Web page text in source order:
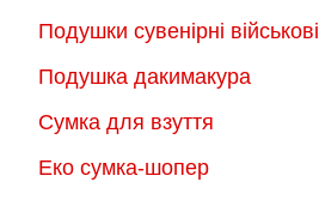
Подушки сувенірні військові
Подушка дакимакура
Сумка для взуття
Еко сумка-шопер